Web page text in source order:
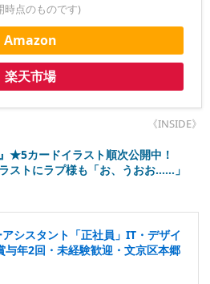
時点のものです)
Amazon
楽天市場
《INSIDE》
★5カードイラスト順次公開中！
ストにラプ様も「お、うおお……」
シスタント「正社員」IT・デザイ
年2回・未経験歓迎・文京区本郷